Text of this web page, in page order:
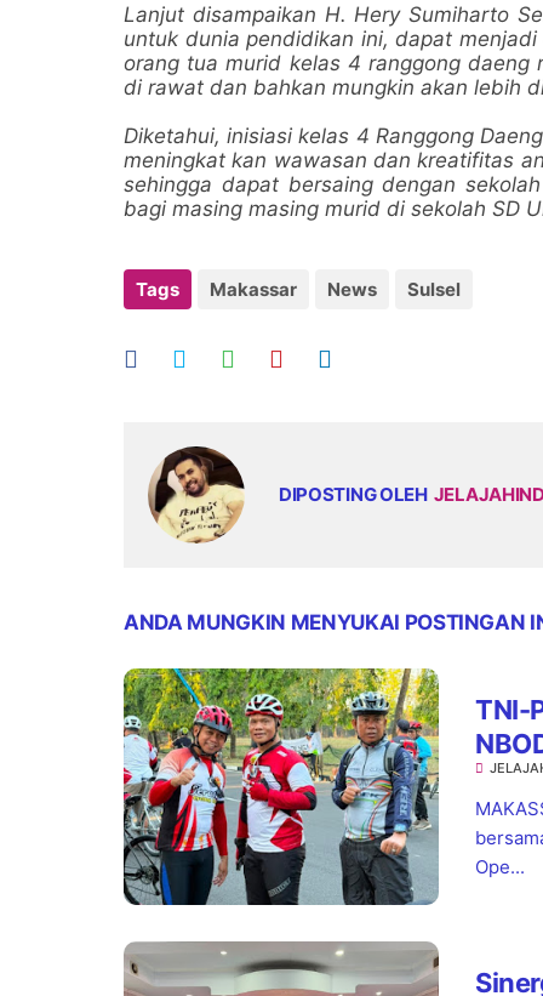
Lanjut disampaikan H. Hery Sumiharto
untuk dunia pendidikan ini, dapat
orang tua murid kelas 4 ranggong daeng
di rawat dan bahkan mungkin akan lebih
Diketahui, inisiasi kelas 4 Ranggong
meningkat kan wawasan dan kreatifitas
sehingga dapat bersaing dengan
bagi masing masing murid di sekolah SD
Tags Makassar News Sulsel
DIPOSTING OLEH
ANDA MUNGKIN MENYUKAI POSTINGAN
TNI-
Ope...